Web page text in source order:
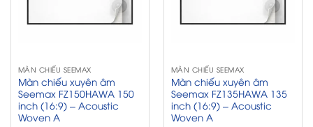
MÀN CHIẾU SEEMAX
Màn chiếu xuyên âm
Seemax FZ150HAWA 150
inch (16:9) – Acoustic
Woven A
MÀN CHIẾU SEEMAX
Màn chiếu xuyên âm
Seemax FZ135HAWA 135
inch (16:9) – Acoustic
Woven A